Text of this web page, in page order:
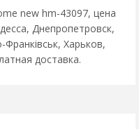
new hm-43097, цена
Днепропетровск,
Харьков,
доставка.